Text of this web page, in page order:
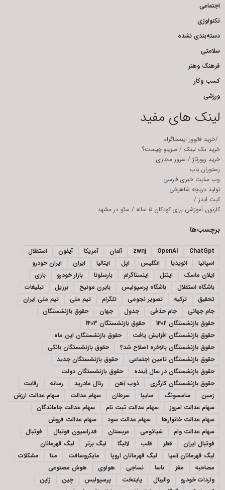
اجتماعی
تکنولوژی
دسته‌بندی نشده
سلامتی
فرهنگ وهنر
کسب وکار
ورزشی
لینک های مفید
/خرید فالوور اینستاگرام
خرید بک لینک / میزیتو چیست؟
خرید رپورتاژ / سرور مجازی
رستوران یاب
وب سایت خبری فارسی
تولید دریچه شاهرخی
کیت ایدز /
کارتون آموزشی برای کودکان ۵ ساله
/ سئو در مشهد
برچسب‌ها
ChatGpt
OpenAI
zwnj آلمان آمریکا آیفون
استقلال
اسپانیا
انویدیا انگلیس اپل ایتالیا ایران
ایران خودرو
ایلان ماسک
اینتل اینستاگرام بارسلونا بازار خودرو
بازی
باشگاه استقلال
باشگاه پرسپولیس بایرن مونیخ برزیل
تبلیغات
تحقیق
ترکیه تصویر نجومی تلگرام تیم ملی
تیم ملی ایران
جام جهانی
جام حذفی جدول جهان
حقوق بازنشستگان
حقوق بازنشستگان 1402
حقوق بازنشستگان 1403
حقوق بازنشستگان افزایش یافت
حقوق بازنشستگان این ماه
حقوق بازنشستگان بالاخره اصلاح شد؟
حقوق بازنشستگان بانکی
حقوق بازنشستگان تامین اجتماعی
حقوق بازنشستگان جدید
حقوق بازنشستگان در سال آینده
حقوق بازنشستگان دولت
حقوق بازنشستگان کارگری
ذوب آهن رئال مادرید رسانه
رقابت
زمین
سامسونگ سایپا سرطان سهام عدالت
سهام عدالت ارزش
سهام عدالت امروز
سهام عدالت ثبت نام
سهام عدالت جاماندگان
سهام عدالت خانوارها
سهام عدالت سود
سهام عدالت فروش
سهام عدالت وام
شیائومی عربستان فدراسیون فوتبال
فوتبال
فوتبال ایران
قطر قلب لالیگا لیگ برتر
لیگ قهرمانان
لیگ قهرمانان آسیا
لیگ قهرمانان اروپا مایکروسافت متا
مشکلات
مصاحبه
مغز ناسا نساجی هواوی
هوش مصنوعی
واردات خودرو
والیبال پایتخت پرسپولیس چین
ژاپن